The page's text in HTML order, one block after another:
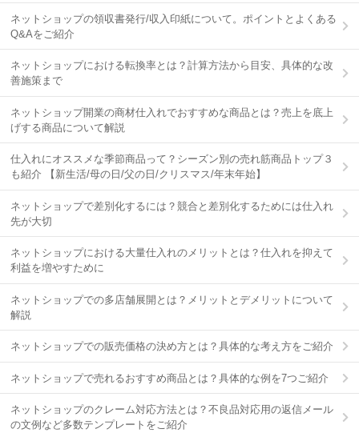
ネットショップの領収書発行/収入印紙について。ポイントとよくある
Q&Aをご紹介
ネットショップにおける転換率とは？計算方法から目安、具体的な改
善施策まで
ネットショップ開業の商材仕入れでおすすめな商品とは？売上を底上
げする商品について解説
仕入れにオススメな季節商品って？シーズン別の売れ筋商品トップ３
も紹介 【新生活/母の日/父の日/クリスマス/年末年始】
ネットショップで差別化するには？競合と差別化するためには仕入れ
先が大切
ネットショップにおける大量仕入れのメリットとは？仕入れを抑えて
利益を増やすために
ネットショップでの多店舗展開とは？メリットとデメリットについて
解説
ネットショップでの販売価格の決め方とは？具体的な考え方をご紹介
ネットショップで売れるおすすめ商品とは？具体的な例を7つご紹介
ネットショップのクレーム対応方法とは？不良品対応用の返信メール
の文例など多数テンプレートをご紹介